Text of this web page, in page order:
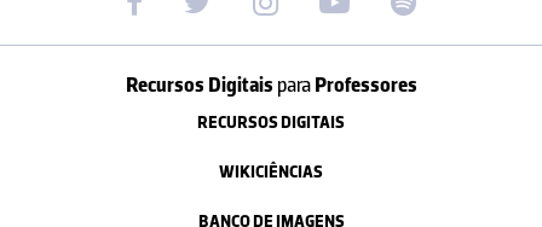
Recursos Digitais paraProfessores
RECURSOS DIGITAIS
WIKICIÊNCIAS
BANCO DE IMAGENS